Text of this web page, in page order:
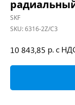
SKF
SKU:6316-2Z/C3
10 843,85 р. с